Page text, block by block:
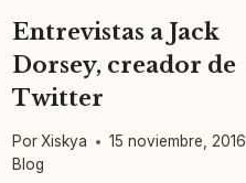
Entrevistas a Jack
Dorsey, creador de
Twitter
Por Xiskya
15 noviembre, 2016
Blog